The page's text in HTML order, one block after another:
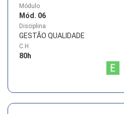
Módulo
Mód. 06
Disciplina
GESTÃO QUALIDADE
C.H
80h